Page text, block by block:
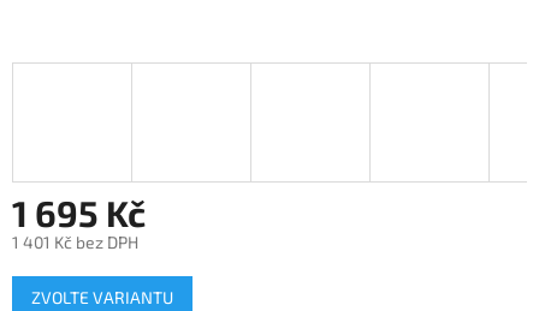
1 695 Kč
1 401 Kč bez DPH
Měrná
cena:
ZVOLTE VARIANTU